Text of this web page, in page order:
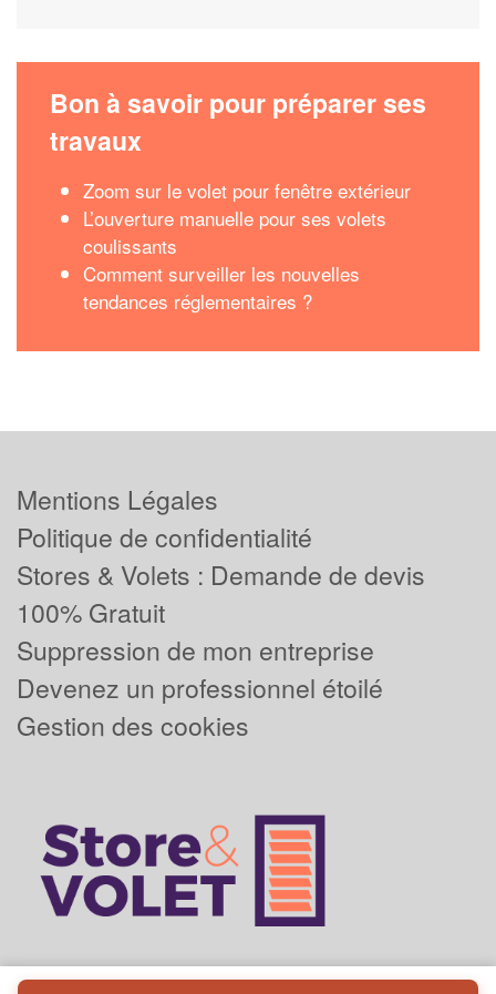
Bon à savoir pour préparer ses
travaux
Zoom sur le volet pour fenêtre extérieur
L’ouverture manuelle pour ses volets
coulissants
Comment surveiller les nouvelles
tendances réglementaires ?
Mentions Légales
Politique de confidentialité
Stores & Volets : Demande de devis
100% Gratuit
Suppression de mon entreprise
Devenez un professionnel étoilé
Gestion des cookies